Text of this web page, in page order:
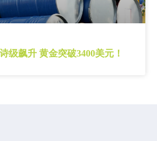
级飙升 黄金突破3400美元！